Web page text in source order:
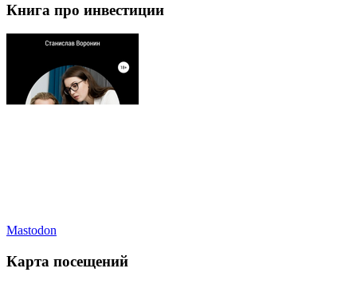
Книга про инвестиции
Mastodon
Карта посещений